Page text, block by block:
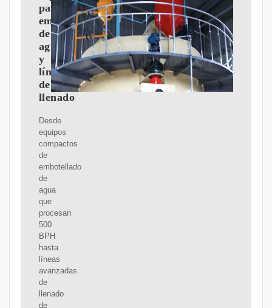
para
embotellado
de
agua
y
líneas
de
llenado
Desde
equipos
compactos
de
embotellado
de
agua
que
procesan
500
BPH
hasta
líneas
avanzadas
de
llenado
de